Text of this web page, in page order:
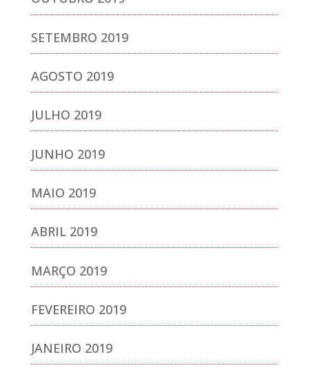
SETEMBRO 2019
AGOSTO 2019
JULHO 2019
JUNHO 2019
MAIO 2019
ABRIL 2019
MARÇO 2019
FEVEREIRO 2019
JANEIRO 2019